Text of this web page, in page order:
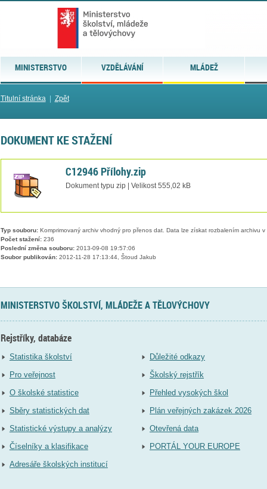
MINISTERSTVO VZDĚLÁVÁNÍ MLÁDEŽ
Titulní stránka| Zpět
DOKUMENT KE STAŽENÍ
C12946 Přílohy.zip
Dokument typu zip | Velikost 555,02 kB
Typ souboru:Komprimovaný archiv vhodný pro přenos dat. Data lze získat rozbalením archivu
Počet stažení:236
Poslední změna souboru:2013-09-08 19:57:06
Soubor publikován:2012-11-28 17:13:44, Štoud Jakub
MINISTERSTVO ŠKOLSTVÍ, MLÁDEŽE A TĚLOVÝCHOVY
Rejstříky, databáze
Statistika školství
Pro veřejnost
O školské statistice
Sběry statistických dat
Statistické výstupy a analýzy
Číselníky a klasifikace
Adresáře školských institucí
Důležité odkazy
Školský rejstřík
Přehled vysokých škol
Plán veřejných zakázek 2026
Otevřená data
PORTÁL YOUR EUROPE